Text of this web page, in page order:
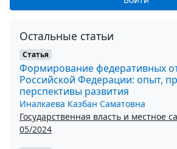
Остальные статьи
Статья
Формирование федеративных
Российской Федерации: опыт,
перспективы развития
Иналкаева Казбан Саматовна
Государственная власть и местное
05/2024